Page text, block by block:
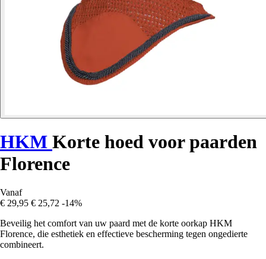
HKM Korte hoed voor paarden
Florence
Vanaf
€ 29,95 € 25,72 -14%
Beveilig het comfort van uw paard met de korte oorkap HKM
Florence, die esthetiek en effectieve bescherming tegen ongedierte
combineert.